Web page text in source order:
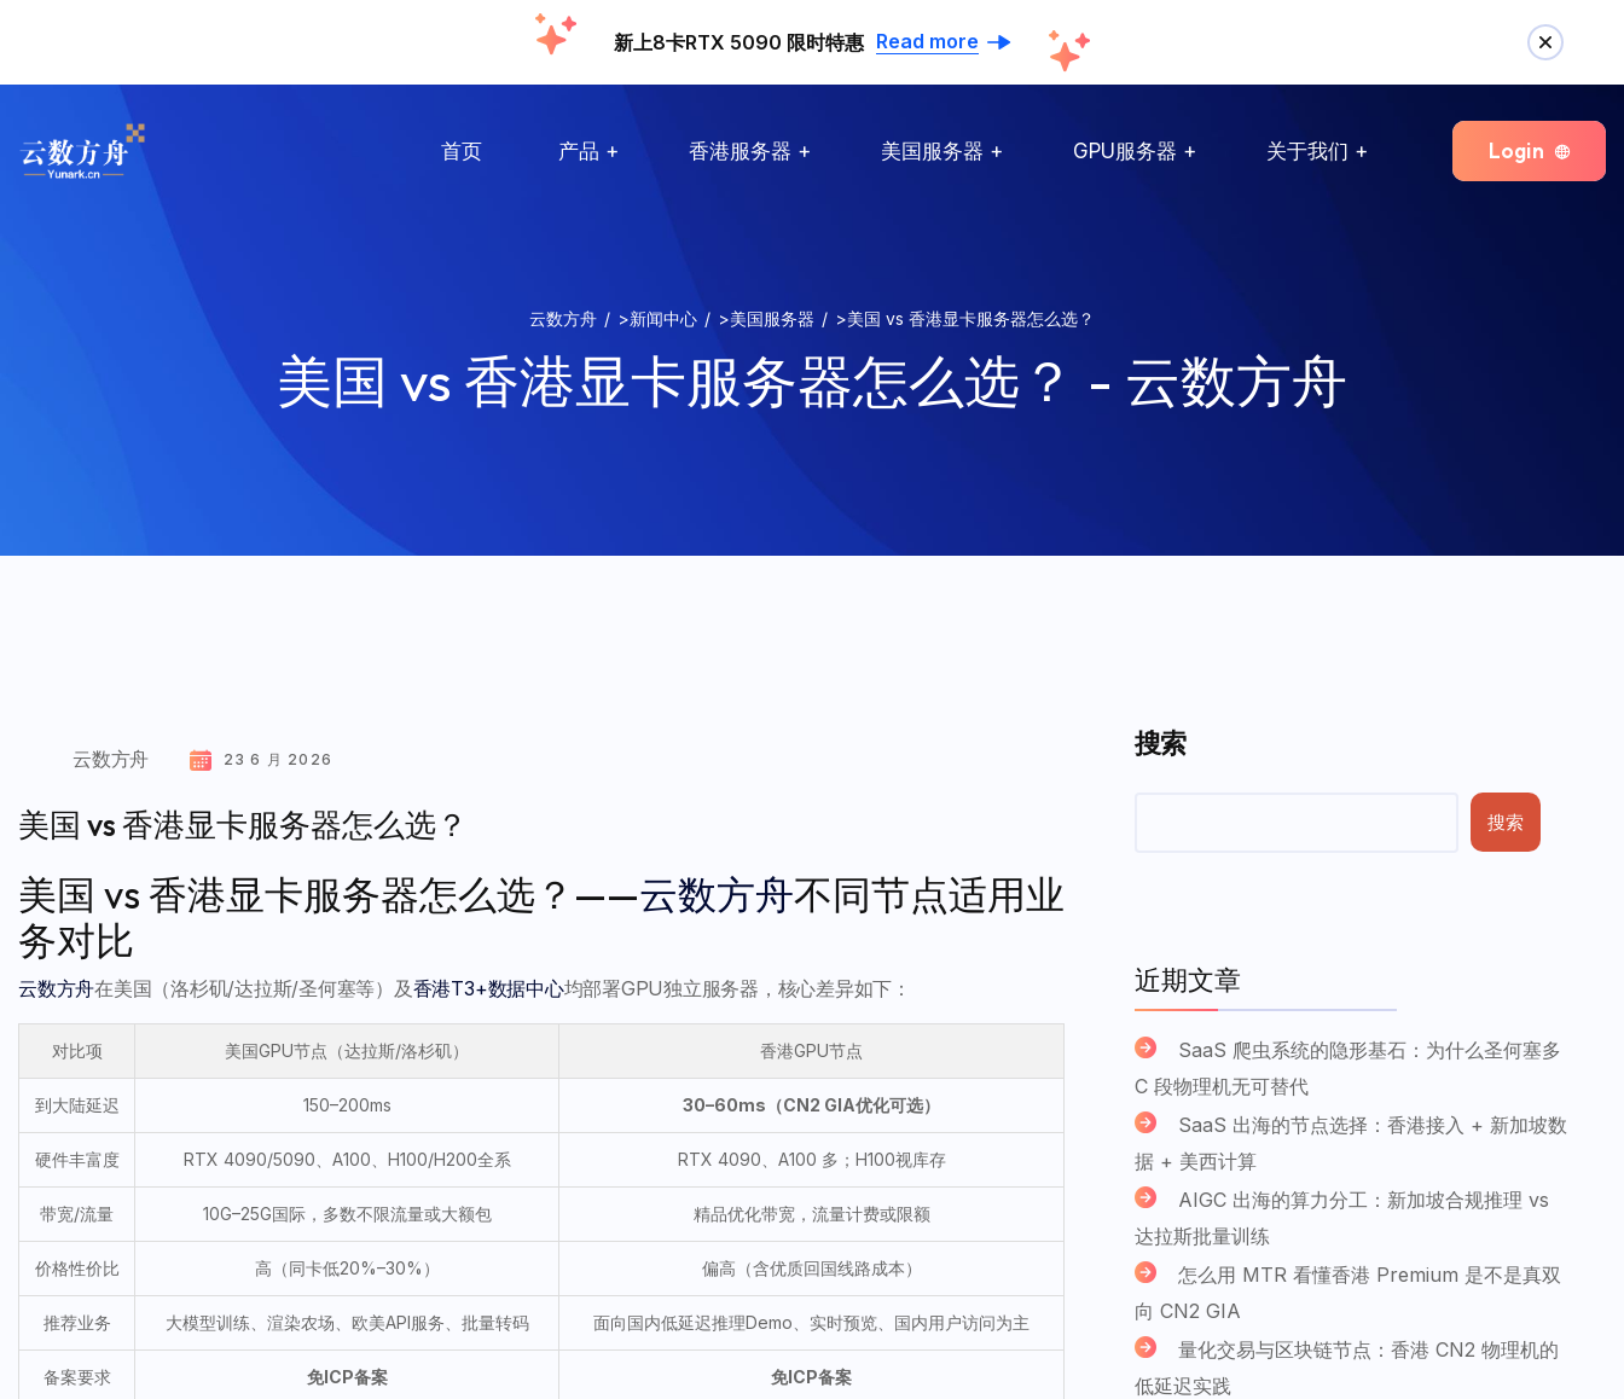
新上8卡RTX 5090 限时特惠 Read more
首页 产品 香港服务器 美国服务器 GPU服务器 关于我们 Login
云数方舟 >新闻中心 >美国服务器 >美国 vs 香港显卡服务器怎么选？
美国 vs 香港显卡服务器怎么选？ - 云数方舟
云数方舟 23 6 月 2026
美国 vs 香港显卡服务器怎么选？
美国 vs 香港显卡服务器怎么选？——云数方舟不同节点适用业
务对比
云数方舟在美国（洛杉矶/达拉斯/圣何塞等）及香港T3+数据中心均部署GPU独立服务器，核心差异如下：
对比项 美国GPU节点（达拉斯/洛杉矶） 香港GPU节点
到大陆延迟 150–200ms 30–60ms（CN2 GIA优化可选）
硬件丰富度 RTX 4090/5090、A100、H100/H200全系 RTX 4090、A100 多；H100视库存
带宽/流量 10G–25G国际，多数不限流量或大额包 精品优化带宽，流量计费或限额
价格性价比 高（同卡低20%–30%） 偏高（含优质回国线路成本）
推荐业务 大模型训练、渲染农场、欧美API服务、批量转码 面向国内低延迟推理Demo、实时预览、国内用户访问为主
备案要求 免ICP备案 免ICP备案
搜索
搜索
近期文章
SaaS 爬虫系统的隐形基石：为什么圣何塞多
C 段物理机无可替代
SaaS 出海的节点选择：香港接入 + 新加坡数
据 + 美西计算
AIGC 出海的算力分工：新加坡合规推理 vs
达拉斯批量训练
怎么用 MTR 看懂香港 Premium 是不是真双
向 CN2 GIA
量化交易与区块链节点：香港 CN2 物理机的
低延迟实践